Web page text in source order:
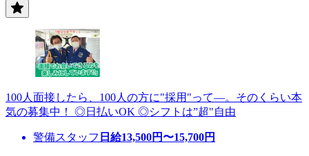
100人面接したら、100人の方に"採用"って―。そのくらい本
気の募集中！ ◎日払いOK ◎シフトは”超"自由
警備スタッフ 日給13,500円〜15,700円